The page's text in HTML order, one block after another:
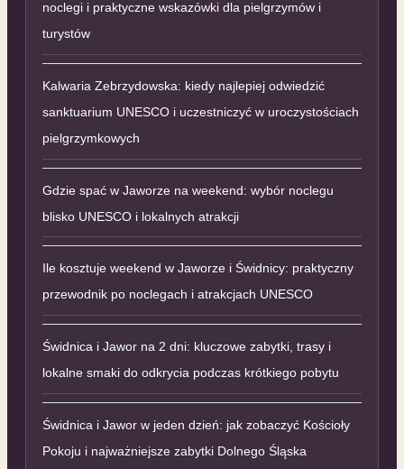
noclegi i praktyczne wskazówki dla pielgrzymów i
turystów
Kalwaria Zebrzydowska: kiedy najlepiej odwiedzić
sanktuarium UNESCO i uczestniczyć w uroczystościach
pielgrzymkowych
Gdzie spać w Jaworze na weekend: wybór noclegu
blisko UNESCO i lokalnych atrakcji
Ile kosztuje weekend w Jaworze i Świdnicy: praktyczny
przewodnik po noclegach i atrakcjach UNESCO
Świdnica i Jawor na 2 dni: kluczowe zabytki, trasy i
lokalne smaki do odkrycia podczas krótkiego pobytu
Świdnica i Jawor w jeden dzień: jak zobaczyć Kościoły
Pokoju i najważniejsze zabytki Dolnego Śląska